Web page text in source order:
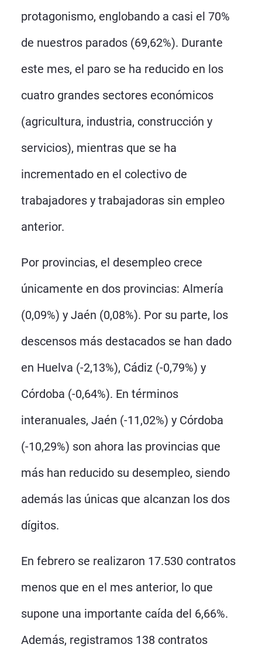
protagonismo, englobando a casi el 70%
de nuestros parados (69,62%). Durante
este mes, el paro se ha reducido en los
cuatro grandes sectores económicos
(agricultura, industria, construcción y
servicios), mientras que se ha
incrementado en el colectivo de
trabajadores y trabajadoras sin empleo
anterior.
Por provincias, el desempleo crece
únicamente en dos provincias: Almería
(0,09%) y Jaén (0,08%). Por su parte, los
descensos más destacados se han dado
en Huelva (-2,13%), Cádiz (-0,79%) y
Córdoba (-0,64%). En términos
interanuales, Jaén (-11,02%) y Córdoba
(-10,29%) son ahora las provincias que
más han reducido su desempleo, siendo
además las únicas que alcanzan los dos
dígitos.
En febrero se realizaron 17.530 contratos
menos que en el mes anterior, lo que
supone una importante caída del 6,66%.
Además, registramos 138 contratos